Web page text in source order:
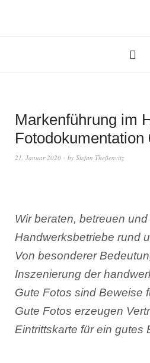
Markenführung im
Fotodokumentation
21. Januar 2020 by Stefan Theßenvitz
Wir beraten, betreuen
Handwerksbetriebe rund
Von besonderer
Inszenierung der
Gute Fotos sind Beweise
Gute Fotos erzeugen
Eintrittskarte für ein gutes